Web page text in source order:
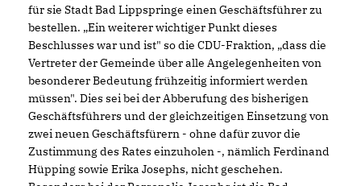
für sie Stadt Bad Lippspringe einen Geschäftsführer zu
bestellen. „Ein weiterer wichtiger Punkt dieses
Beschlusses war und ist" so die CDU-Fraktion, „dass die
Vertreter der Gemeinde über alle Angelegenheiten von
besonderer Bedeutung frühzeitig informiert werden
müssen". Dies sei bei der Abberufung des bisherigen
Geschäftsführers und der gleichzeitigen Einsetzung von
zwei neuen Geschäftsfürern - ohne dafür zuvor die
Zustimmung des Rates einzuholen -, nämlich Ferdinand
Hüpping sowie Erika Josephs, nicht geschehen.